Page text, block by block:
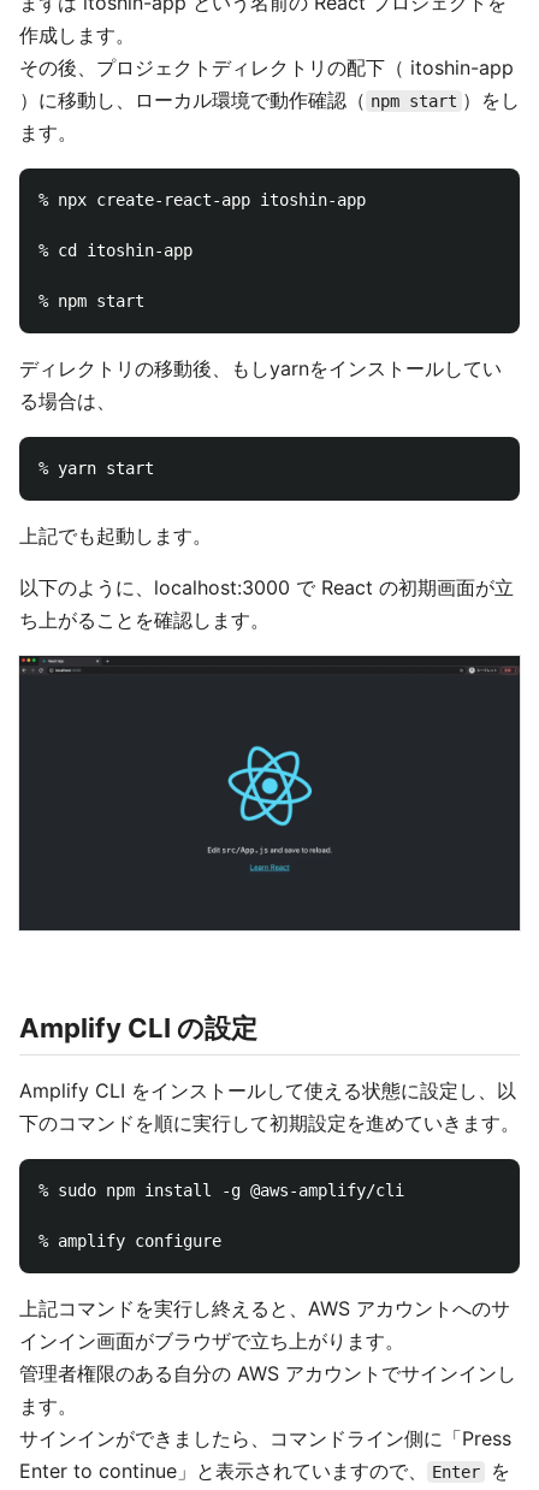
作成します。
その後、プロジェクトディレクトリの配下（ itoshin-app
）に移動し、ローカル環境で動作確認（ npm start ）をし
ます。
% npx create-react-app itoshin-app
% cd itoshin-app
ディレクトリの移動後、もしyarnをインストールしてい
る場合は、
上記でも起動します。
以下のように、localhost:3000 で React の初期画面が立
ち上がることを確認します。
Amplify CLI の設定
Amplify CLI をインストールして使える状態に設定し、以
下のコマンドを順に実行して初期設定を進めていきます。
% sudo npm install -g @aws-amplify/cli
上記コマンドを実行し終えると、AWS アカウントへのサ
インイン画面がブラウザで立ち上がります。
管理者権限のある自分の AWS アカウントでサインインし
ます。
サインインができましたら、コマンドライン側に「Press
Enter to continue」と表示されていますので、
Enter
を